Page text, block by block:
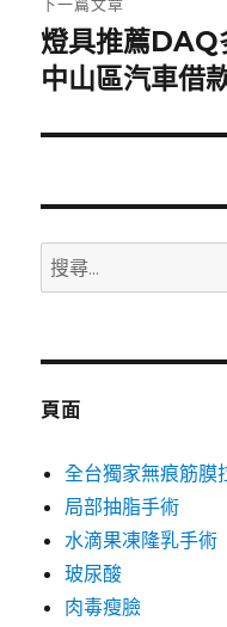
下
一
文
燈具推薦DAQ
中山區汽車借
搜
尋
鍵
頁面
全台獨家無痕筋膜
局部抽脂手術
水滴果凍隆乳手術
玻尿酸
肉毒瘦臉